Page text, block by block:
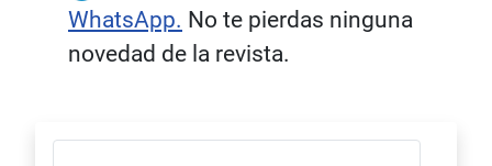
WhatsApp. No te pierdas ninguna
novedad de la revista.